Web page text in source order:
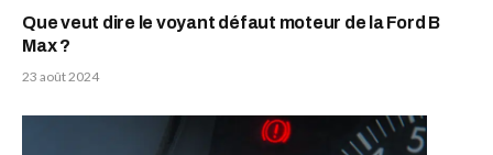
Que veut dire le voyant défaut moteur de la Ford B
Max ?
23 août 2024